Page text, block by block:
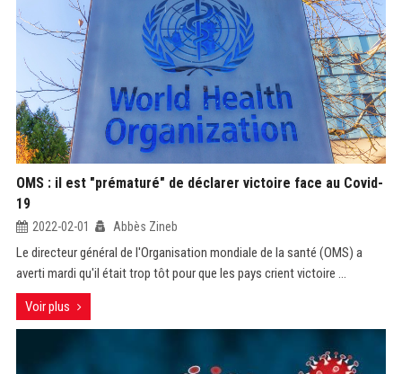
OMS : il est "prématuré" de déclarer victoire face au Covid-
19
2022-02-01 Abbès Zineb
Le directeur général de l'Organisation mondiale de la santé (OMS) a
averti mardi qu'il était trop tôt pour que les pays crient victoire ...
Voir plus